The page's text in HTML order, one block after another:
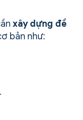
xây dựng đề
bản như: